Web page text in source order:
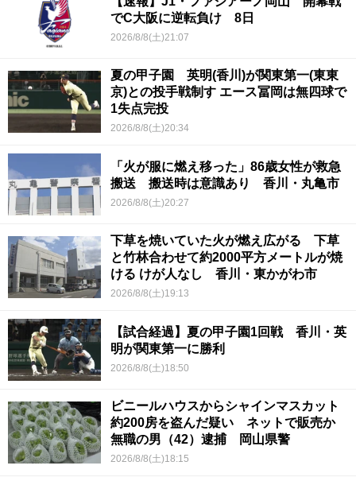
でC大阪に逆転負け 8日
2026/8/8(土)21:07
夏の甲子園 英明(香川)が関東第一(東東
京)との投手戦制す エース冨岡は無四球で
1失点完投
2026/8/8(土)20:34
「火が服に燃え移った」86歳女性が救急
搬送 搬送時は意識あり 香川・丸亀市
2026/8/8(土)20:27
下草を焼いていた火が燃え広がる 下草
と竹林合わせて約2000平方メートルが焼
ける けが人なし 香川・東かがわ市
2026/8/8(土)19:13
【試合経過】夏の甲子園1回戦 香川・英
明が関東第一に勝利
2026/8/8(土)18:50
ビニールハウスからシャインマスカット
約200房を盗んだ疑い ネットで販売か
無職の男（42）逮捕 岡山県警
2026/8/8(土)18:15